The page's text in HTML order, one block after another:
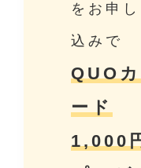
をお申し
込みで
QUOカ
ード
1,000